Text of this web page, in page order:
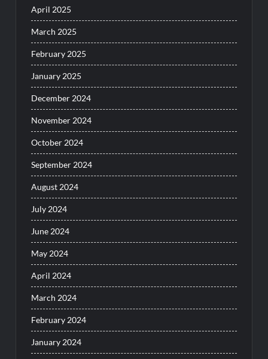
April 2025
March 2025
February 2025
January 2025
December 2024
November 2024
October 2024
September 2024
August 2024
July 2024
June 2024
May 2024
April 2024
March 2024
February 2024
January 2024